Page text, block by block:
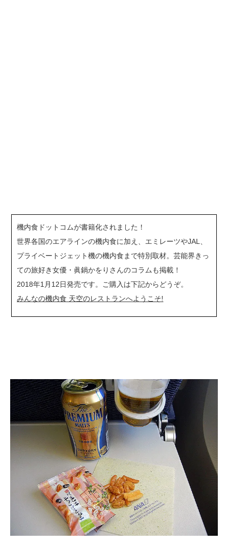
機内食ドットコムが書籍化されました！
世界各国のエアラインの機内食に加え、エミレーツやJAL、
プライベートジェット機の機内食まで特別取材。芸能界きっ
ての旅好き女優・眞鍋かをりさんのコラムも掲載！
2018年1月12日発売です。ご購入は下記からどうぞ。
みんなの機内食 天空のレストランへようこそ!